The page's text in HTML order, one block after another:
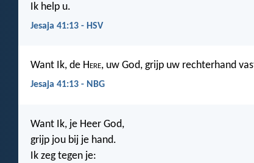
Ik help u.
Jesaja 41:13 - HSV
Want Ik, de Here, uw God, grijp uw rechterhand
Jesaja 41:13 - NBG
Want Ik, je Heer God,
grijp jou bij je hand.
Ik zeg tegen je: